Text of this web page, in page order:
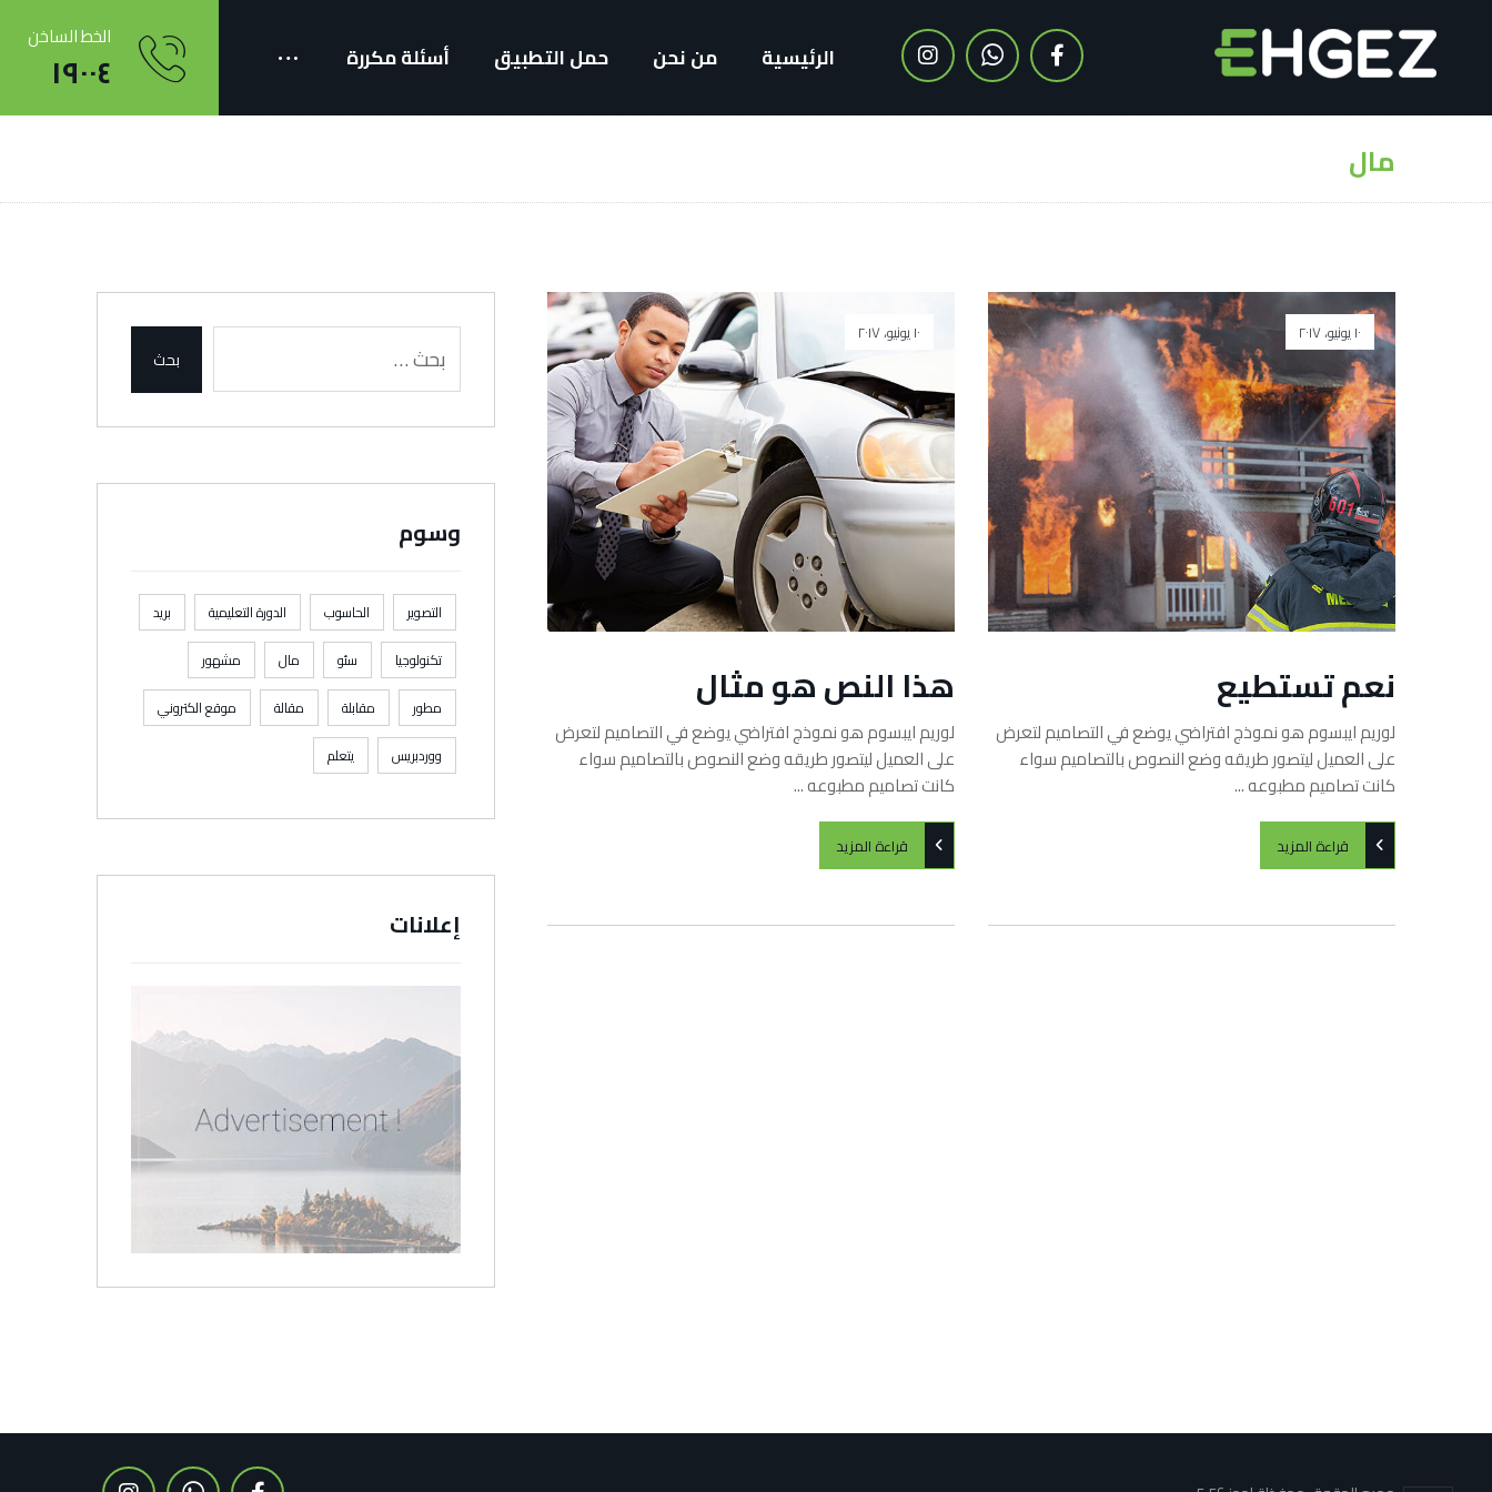
الخط الساخن
١٩٠٠٤ الرئيسية من نحن حمل التطبيق أسئلة مكررة
مال
نعم تستطيع
١٠ يونيو، ٢٠١٧
لوريم ايبسوم هو نموذج افتراضي يوضع في التصاميم لتعرض
على العميل ليتصور طريقه وضع النصوص بالتصاميم سواء
كانت تصاميم مطبوعه ...
قراءة المزيد
هذا النص هو مثال
١٠ يونيو، ٢٠١٧
لوريم ايبسوم هو نموذج افتراضي يوضع في التصاميم لتعرض
على العميل ليتصور طريقه وضع النصوص بالتصاميم سواء
كانت تصاميم مطبوعه ...
قراءة المزيد
بحث
وسوم
التصوير الحاسوب الدورة التعليمية
بريد
تكنولوجيا
سئو مال
مشهور
مطور
مقابلة مقالة
موقع الكتروني
ووردبريس
يتعلم
إعلانات